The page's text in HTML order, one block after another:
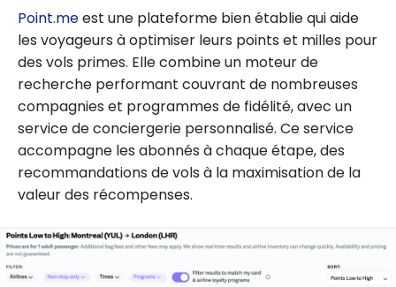
meilleurs billets
primes
Point.meest une plateforme bien établie qui aide
les voyageurs à optimiser leurs points et milles pour
des vols primes. Elle combine un moteur de
recherche performant couvrant de nombreuses
compagnies et programmes de fidélité, avec un
service de conciergerie personnalisé. Ce service
accompagne les abonnés à chaque étape, des
recommandations de vols à la maximisation de la
valeur des récompenses.